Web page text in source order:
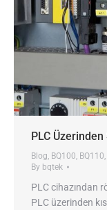
PLC
Blog, BQ100, BQ110,
By bqtek
PLC cihazından
PLC üzerinden